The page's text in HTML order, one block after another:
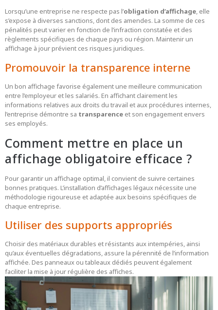
Lorsqu’une entreprise ne respecte pas l’obligation d’affichage, elle
s’expose à diverses sanctions, dont des amendes. La somme de ces
pénalités peut varier en fonction de l’infraction constatée et des
règlements spécifiques de chaque pays ou région. Maintenir un
affichage à jour prévient ces risques juridiques.
Promouvoir la transparence interne
Un bon affichage favorise également une meilleure communication
entre l’employeur et les salariés. En affichant clairement les
informations relatives aux droits du travail et aux procédures internes,
l’entreprise démontre sa transparence et son engagement envers
ses employés.
Comment mettre en place un
affichage obligatoire efficace ?
Pour garantir un affichage optimal, il convient de suivre certaines
bonnes pratiques. L’installation d’affichages légaux nécessite une
méthodologie rigoureuse et adaptée aux besoins spécifiques de
chaque entreprise.
Utiliser des supports appropriés
Choisir des matériaux durables et résistants aux intempéries, ainsi
qu’aux éventuelles dégradations, assure la pérennité de l’information
affichée. Des panneaux ou tableaux dédiés peuvent également
faciliter la mise à jour régulière des affiches.